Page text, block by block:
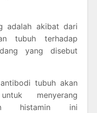
adalah akibat dari
tubuh terhadap
yang disebut
tubuh akan
menyerang
histamin ini